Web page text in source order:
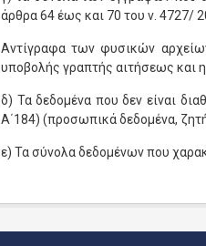
άρθρα 64 έως και 70 του ν. 4727/
Αντίγραφα των φυσικών
υποβολής γραπτής αιτήσεως και
δ) Τα δεδομένα που δεν είναι
Α΄184) (προσωπικά δεδομένα,
ε) Τα σύνολα δεδομένων που